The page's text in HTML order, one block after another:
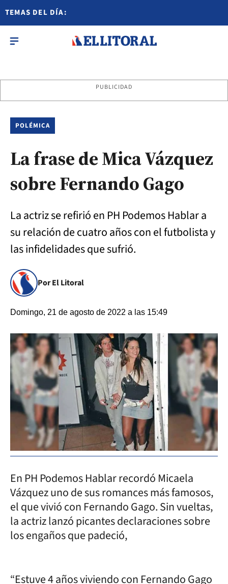
TEMAS DEL DÍA:
PUBLICIDAD
POLÉMICA
La frase de Mica Vázquez
sobre Fernando Gago
La actriz se refirió en PH Podemos Hablar a
su relación de cuatro años con el futbolista y
las infidelidades que sufrió.
Por El Litoral
Domingo, 21 de agosto de 2022 a las 15:49
En PH Podemos Hablar recordó Micaela
Vázquez uno de sus romances más famosos,
el que vivió con Fernando Gago. Sin vueltas,
la actriz lanzó picantes declaraciones sobre
los engaños que padeció,
“Estuve 4 años viviendo con Fernando Gago